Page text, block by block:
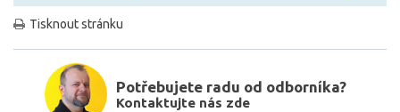
Tisknout stránku
Potřebujete radu od odborníka?
Kontaktujte nás zde